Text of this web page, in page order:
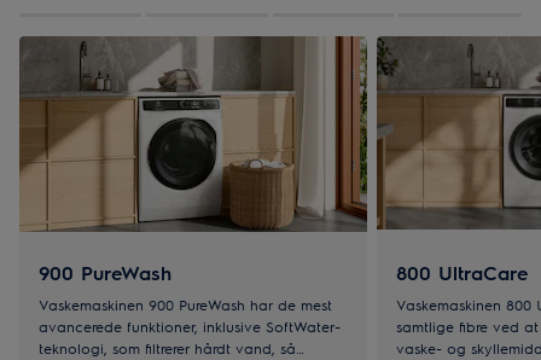
900 PureWash
Vaskemaskinen 900 PureWash har de mest
avancerede funktioner, inklusive SoftWater-
teknologi, som filtrerer hårdt vand, så
800 UltraCare
Vaskemaskinen 800
samtlige fibre ved
vaske- og